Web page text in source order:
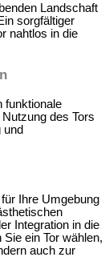
Landschaft
sorgfältiger
nahtlos in die
funktionale
des Tors
und
Ihre Umgebung
Integration in die
ein Tor wählen,
auch zur